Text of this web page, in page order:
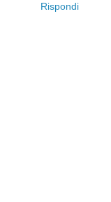
Rispondi